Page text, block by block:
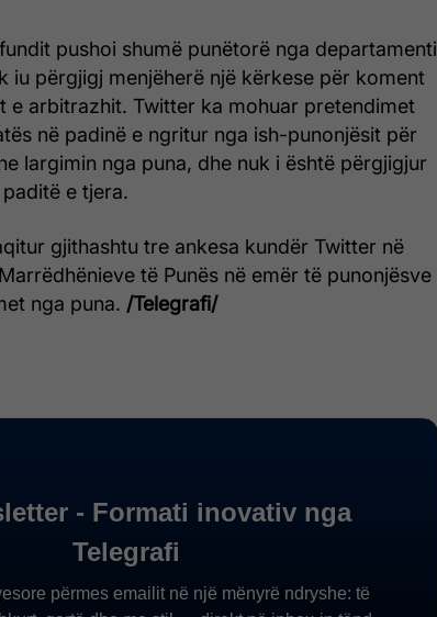
pushoi shumë punëtorë nga departamenti
iu përgjigj menjëherë një kërkese për koment
e arbitrazhit. Twitter ka mohuar pretendimet
në padinë e ngritur nga ish-punonjësit për
largimin nga puna, dhe nuk i është përgjigjur
e tjera.
gjithashtu tre ankesa kundër Twitter në
të Punës në emër të punonjësve
nga puna. /Telegrafi/